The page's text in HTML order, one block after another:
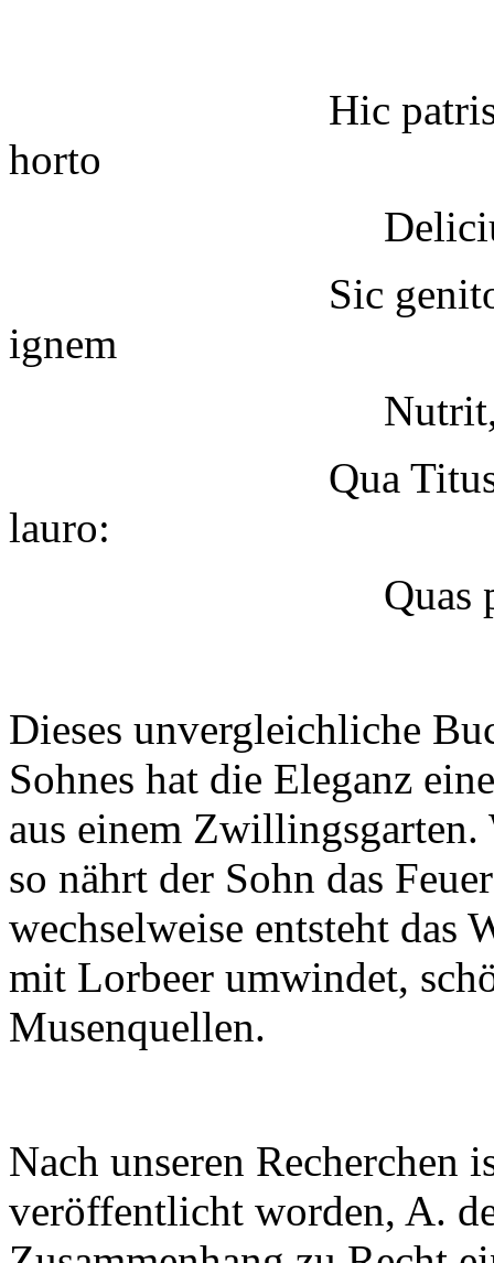
Hic patris, et nati
horto
Delicium floris
Sic genitor
ignem
Nutrit, et alterna
Qua Titus,
lauro:
Quas pater,
Dieses unvergleichliche
Sohnes hat die Eleganz
aus einem Zwillingsgarten.
so nährt der Sohn das
wechselweise entsteht das
mit Lorbeer umwindet,
Musenquellen.
Nach unseren Recherchen
veröffentlicht worden, A.